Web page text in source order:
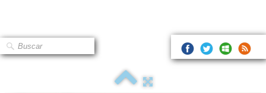
Que es la ARSA